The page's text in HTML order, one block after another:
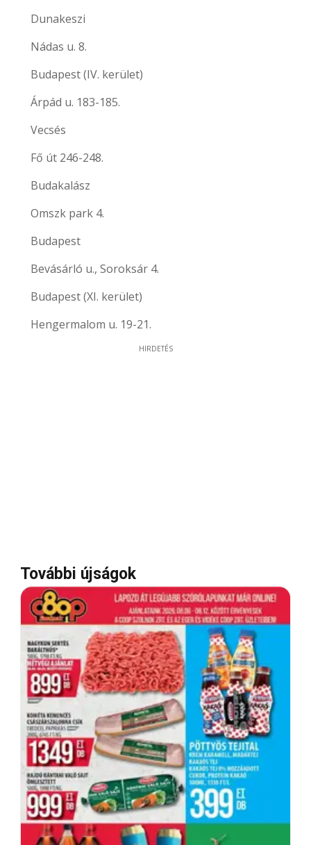
Dunakeszi
Nádas u. 8.
Budapest (IV. kerület)
Árpád u. 183-185.
Vecsés
Fő út 246-248.
Budakalász
Omszk park 4.
Budapest
Bevásárló u., Soroksár 4.
Budapest (XI. kerület)
Hengermalom u. 19-21.
HIRDETÉS
További újságok